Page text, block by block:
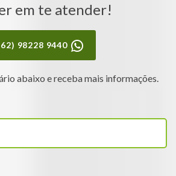
em te atender!
98228 9440
abaixo e receba mais informações.